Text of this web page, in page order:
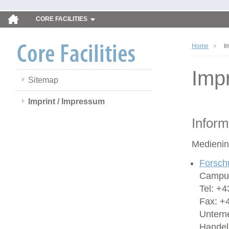
CORE FACILITIES
Sitemap
Imprint / Impressum
Home
Tel:
Fax: